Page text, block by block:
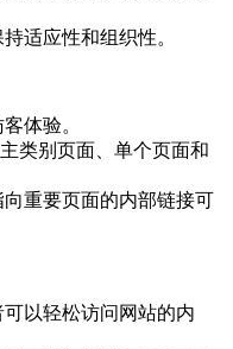
适应性和组织性。
体验。
类别页面、单个页面和
重要页面的内部链接可
以轻松访问网站的内